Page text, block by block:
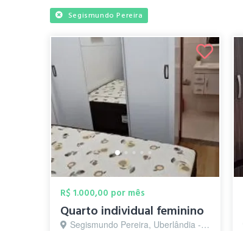
Segismundo Pereira
R$ 1.000,00 por mês
Quarto individual feminino
Segismundo Pereira, Uberlândia - MG